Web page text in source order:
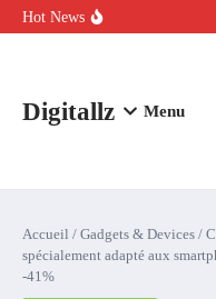
Aller au contenu
Hot News
Comment l’IA
Digitallz Menu
Accueil / Gadgets & Devices /
spécialement adapté aux
-41%